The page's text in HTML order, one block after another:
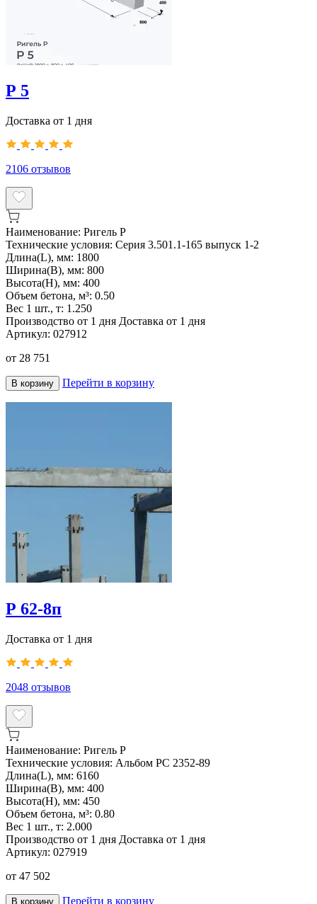
Р 5
Доставка от 1 дня
2106 отзывов
Наименование: Ригель Р
Технические условия: Серия 3.501.1-165 выпуск 1-2
Длина(L), мм: 1800
Ширина(B), мм: 800
Высота(H), мм: 400
Объем бетона, м³: 0.50
Вес 1 шт., т: 1.250
Производство от 1 дня Доставка от 1 дня
Артикул: 027912
от 28 751
В корзину Перейти в корзину
Р 62-8п
Доставка от 1 дня
2048 отзывов
Наименование: Ригель Р
Технические условия: Альбом РС 2352-89
Длина(L), мм: 6160
Ширина(B), мм: 400
Высота(H), мм: 450
Объем бетона, м³: 0.80
Вес 1 шт., т: 2.000
Производство от 1 дня Доставка от 1 дня
Артикул: 027919
от 47 502
В корзину Перейти в корзину